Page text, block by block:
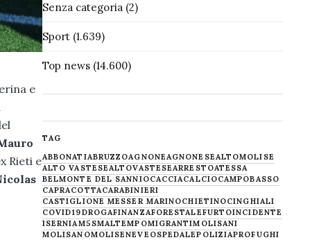
e
Rieti e
Senza categoria(2)
Sport(1.639)
Top news(14.600)
TAG
ABBONATIABRUZZOAGNONEAGNONESEALTOMOLISE
ALTO VASTESEALTOVASTESEARRESTOATESSA
BELMONTE DEL SANNIOCACCIACALCIOCAMPOBASSO
CAPRACOTTACARABINIERI
CASTIGLIONE MESSER MARINOCHIETINOCINGHIALI
COVID19DROGAFINANZAFORESTALEFURTOINCIDENTE
ISERNIAM5SMALTEMPOMIGRANTIMOLISANI
MOLISANOMOLISENEVE OSPEDALEPOLIZIAPROFUGHI